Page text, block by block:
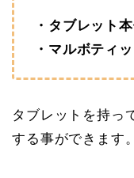
・タブレット
・マルボティ
タブレットを持っ
する事ができます。